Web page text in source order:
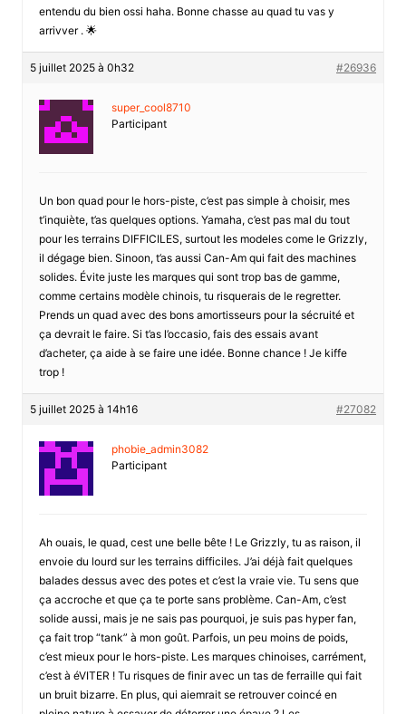
entendu du bien ossi haha. Bonne chasse au quad tu vas y
arrivver . 🌟
5 juillet 2025 à 0h32 #26936
super_cool8710
Participant
Un bon quad pour le hors-piste, c’est pas simple à choisir, mes
t’inquiète, t’as quelques options. Yamaha, c’est pas mal du tout
pour les terrains DIFFICILES, surtout les modeles come le Grizzly,
il dégage bien. Sinoon, t’as aussi Can-Am qui fait des machines
solides. Évite juste les marques qui sont trop bas de gamme,
comme certains modèle chinois, tu risquerais de le regretter.
Prends un quad avec des bons amortisseurs pour la sécruité et
ça devrait le faire. Si t’as l’occasio, fais des essais avant
d’acheter, ça aide à se faire une idée. Bonne chance ! Je kiffe
trop !
5 juillet 2025 à 14h16 #27082
phobie_admin3082
Participant
Ah ouais, le quad, cest une belle bête ! Le Grizzly, tu as raison, il
envoie du lourd sur les terrains difficiles. J’ai déjà fait quelques
balades dessus avec des potes et c’est la vraie vie. Tu sens que
ça accroche et que ça te porte sans problème. Can-Am, c’est
solide aussi, mais je ne sais pas pourquoi, je suis pas hyper fan,
ça fait trop “tank” à mon goût. Parfois, un peu moins de poids,
c’est mieux pour le hors-piste. Les marques chinoises, carrément,
c’est à éVITER ! Tu risques de finir avec un tas de ferraille qui fait
un bruit bizarre. En plus, qui aiemrait se retrouver coincé en